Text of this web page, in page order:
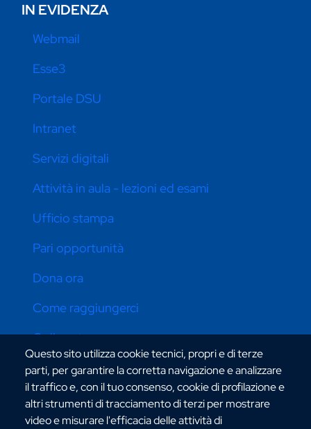
Questo sito utilizza cookie tecnici, propri e di terze
parti, per garantire la corretta navigazione e analizzare
il traffico e, con il tuo consenso, cookie di profilazione e
altri strumenti di tracciamento di terzi per mostrare
video e misurare l'efficacia delle attività di
CONTATTI ATENEO
IN EVIDENZA
Webmail
Esse3
Portale DSU
Intranet
Servizi digitali
Attività in aula - lezioni ed esami
Ufficio stampa
Pari opportunità
Dona ora
Come raggiungerci
Online store